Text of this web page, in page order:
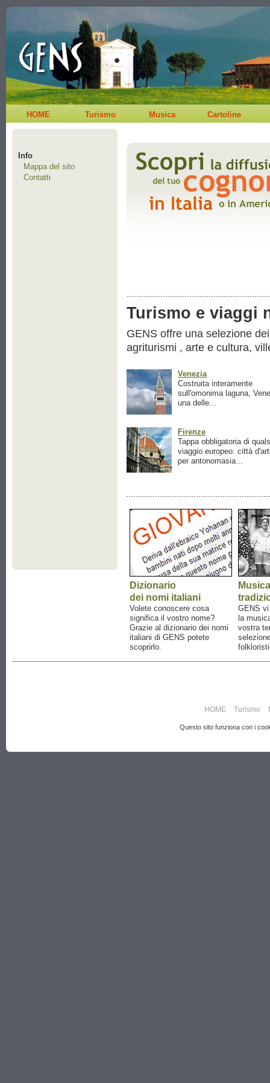
HOME Turismo Musica Cartoline
Info
Mappa del sito
Contatti
Turismo e viaggi
GENS offre una selezione
agriturismi , arte e cultura,
Venezia
Costruita interamente
sull'omonima laguna,
una delle...
Firenze
Tappa obbligatoria di
viaggio europeo: città
per antonomasia...
Dizionario
dei nomi italiani
Volete conoscere cosa
significa il vostro nome?
Grazie al dizionario dei nomi
italiani di GENS potete
scoprirlo.
Musica
GENS
la
vostra
HOME Turismo
Questo sito funziona con i